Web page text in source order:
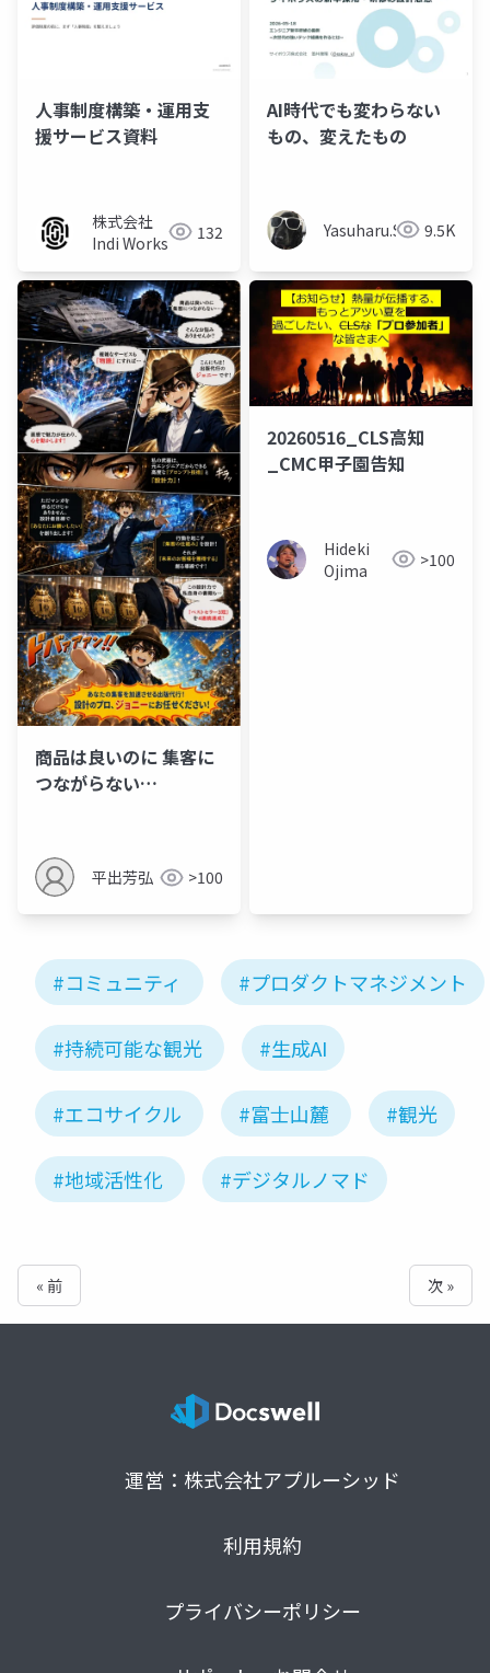
人事制度構築・運用支
援サービス資料
株式会社
Indi Works
132
AI時代でも変わらない
もの、変えたもの
Yasuharu.S 9.5K
商品は良いのに 集客に
つながらない…
平出芳弘 >100
20260516_CLS高知
_CMC甲子園告知
Hideki
Ojima
>100
#コミュニティ #プロダクトマネジメント
#持続可能な観光 #生成AI
#エコサイクル #富士山麓 #観光
#地域活性化 #デジタルノマド
« 前 次 »
運営：株式会社アプルーシッド
利用規約
プライバシーポリシー